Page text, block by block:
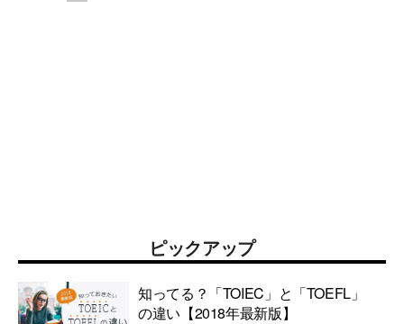
ピックアップ
知ってる？「TOIEC」と「TOEFL」
の違い【2018年最新版】